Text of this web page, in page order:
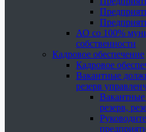
АО со 100%
собственности
Кадровое обеспечение
Кадровое
Вакантные
резерв
резерв,